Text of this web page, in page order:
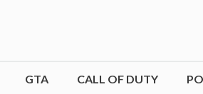
GTA CALL OF DUTY